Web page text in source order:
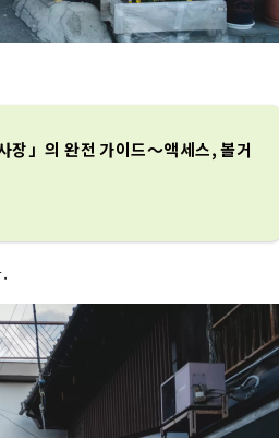
장」의 완전 가이드～액세스, 볼거